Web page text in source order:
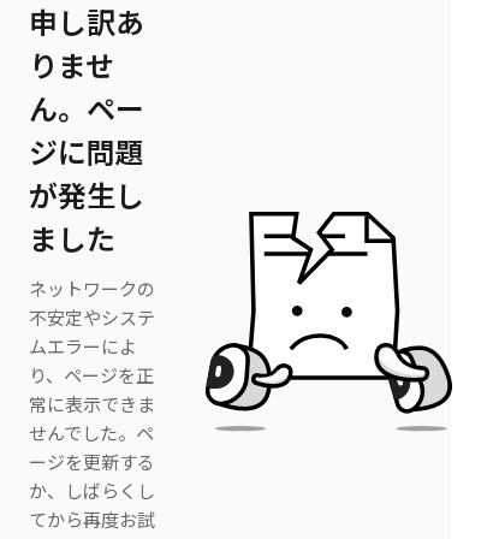
申し訳あ
りませ
ん。ペー
ジに問題
が発生し
ました
ネットワークの
不安定やシステ
ムエラーによ
り、ページを正
常に表示できま
せんでした。ペ
ージを更新する
か、しばらくし
てから再度お試